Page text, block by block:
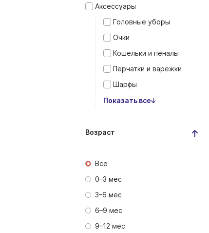
Аксессуары
Головные уборы
Очки
Кошельки и пеналы
Перчатки и варежки
Шарфы
Показать все
Возраст
Все
0–3 мес
3–6 мес
6–9 мес
9–12 мес